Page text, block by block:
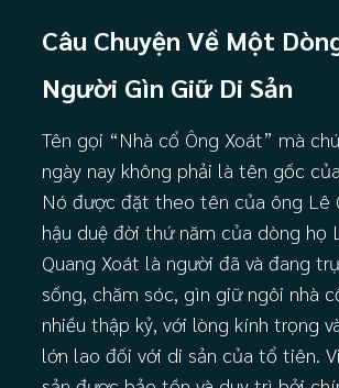
Câu Chuyện Về Một
Người Gìn Giữ Di Sản
Tên gọi “Nhà cổ Ông Xoát” mà
ngày nay không phải là tên gốc
Nó được đặt theo tên của ông Lê
hậu duệ đời thứ năm của dòng họ
Quang Xoát là người đã và đang
sống, chăm sóc, gìn giữ ngôi nhà
nhiều thập kỷ, với lòng kính trọng
lớn lao đối với di sản của tổ tiên.